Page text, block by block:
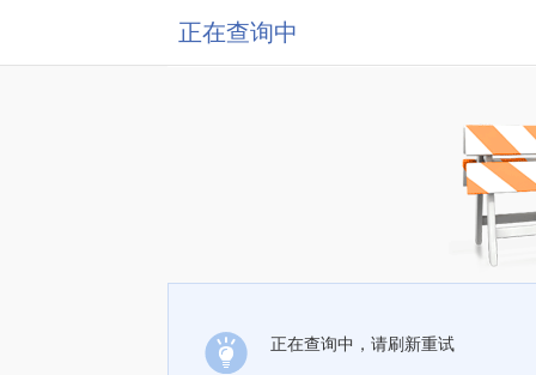
正在查询中
正在查询中，请刷新重试